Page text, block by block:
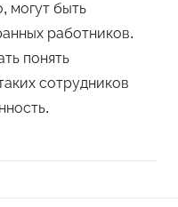
могут быть
работников.
понять
сотрудников